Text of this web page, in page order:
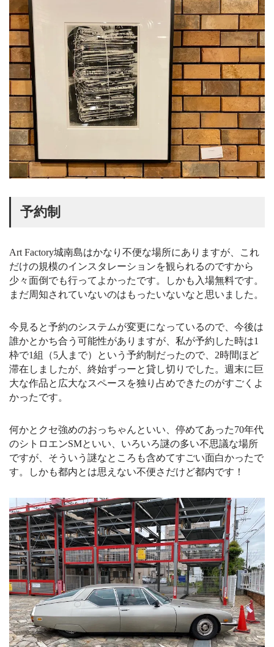
予約制
Art Factory城南島はかなり不便な場所にありますが、これ
だけの規模のインスタレーションを観られるのですから
少々面倒でも行ってよかったです。しかも入場無料です。
まだ周知されていないのはもったいないなと思いました。
今見ると予約のシステムが変更になっているので、今後は
誰かとかち合う可能性がありますが、私が予約した時は1
枠で1組（5人まで）という予約制だったので、2時間ほど
滞在しましたが、終始ずっーと貸し切りでした。週末に巨
大な作品と広大なスペースを独り占めできたのがすごくよ
かったです。
何かとクセ強めのおっちゃんといい、停めてあった70年代
のシトロエンSMといい、いろいろ謎の多い不思議な場所
ですが、そういう謎なところも含めてすごい面白かったで
す。しかも都内とは思えない不便さだけど都内です！